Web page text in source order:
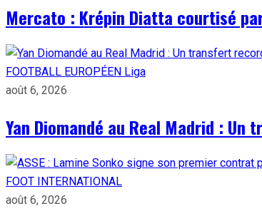
Mercato : Krépin Diatta courtisé
FOOTBALL EUROPÉEN Liga
août 6, 2026
Yan Diomandé au Real Madrid :
FOOT INTERNATIONAL
août 6, 2026